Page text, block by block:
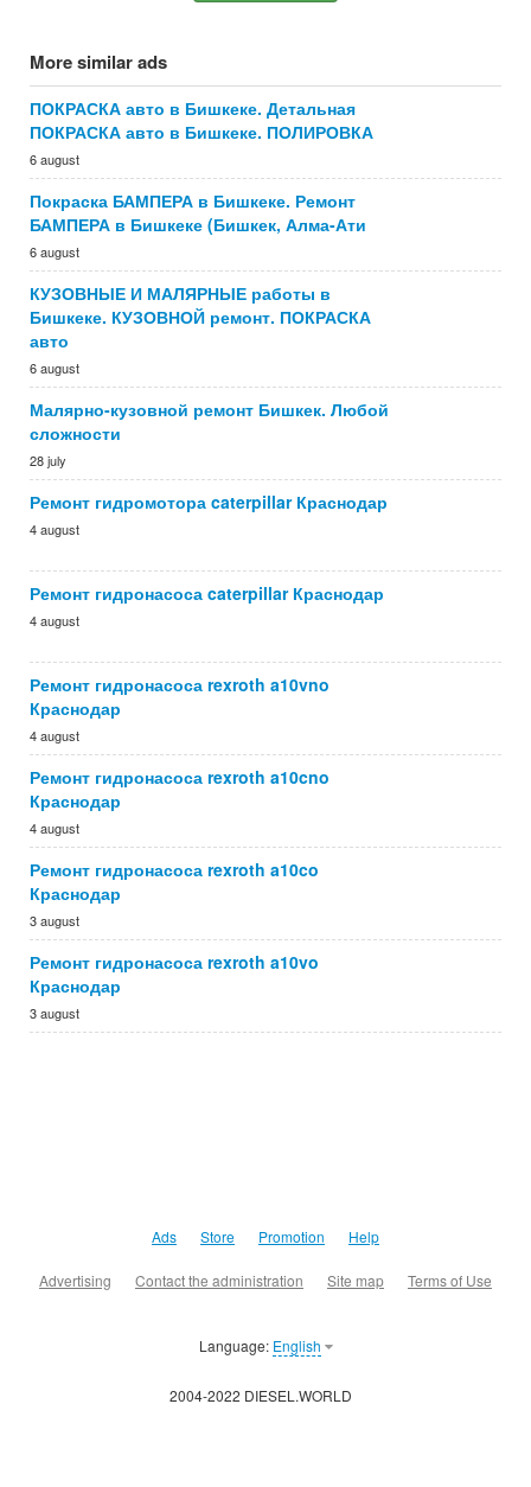
More similar ads
ПОКРАСКА авто в Бишкеке. Детальная
ПОКРАСКА авто в Бишкеке. ПОЛИРОВКА
6 august
Покраска БАМПЕРА в Бишкеке. Ремонт
БАМПЕРА в Бишкеке (Бишкек, Алма-Ати
6 august
КУЗОВНЫЕ И МАЛЯРНЫЕ работы в
Бишкеке. КУЗОВНОЙ ремонт. ПОКРАСКА
авто
6 august
Малярно-кузовной ремонт Бишкек. Любой
сложности
28 july
Ремонт гидромотора caterpillar Краснодар
4 august
Ремонт гидронасоса caterpillar Краснодар
4 august
Ремонт гидронасоса rexroth a10vno
Краснодар
4 august
Ремонт гидронасоса rexroth a10cno
Краснодар
4 august
Ремонт гидронасоса rexroth a10co
Краснодар
3 august
Ремонт гидронасоса rexroth a10vo
Краснодар
3 august
Ads Store Promotion Help
Advertising Contact the administration Site map Terms of Use
Language: English
2004-2022 DIESEL.WORLD